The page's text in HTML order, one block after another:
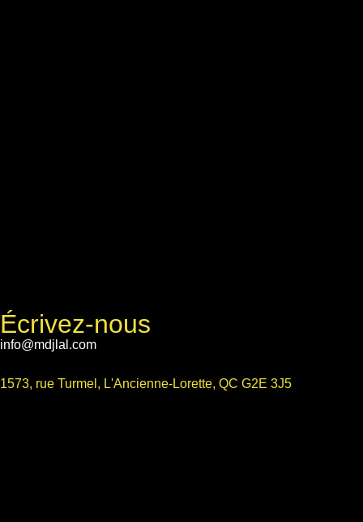
Écrivez-nous
info@mdjlal.com
1573, rue Turmel, L'Ancienne-Lorette, QC G2E 3J5